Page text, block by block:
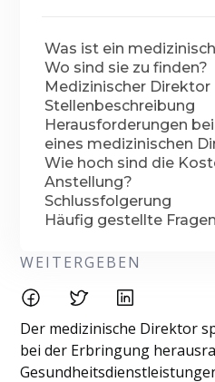
Was ist ein
Wo sind sie zu finden?
Medizinischer Direktor
Stellenbeschreibung
Herausforderungen
eines medizinischen
Wie hoch sind die
Anstellung?
Schlussfolgerung
Häufig gestellte Fragen
WEITERGEBEN
Der medizinische Direktor
bei der Erbringung